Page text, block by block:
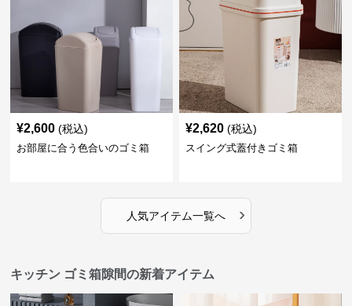
¥2,600 (税込)
お部屋に合う色合いのゴミ箱
¥2,620 (税込)
スイング式蓋付きゴミ箱
人気アイテム一覧へ ›
キッチン ゴミ箱隙間の新着アイテム